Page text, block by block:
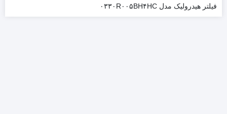
فیلتر هیدرولیک مدل ۰۳۳۰R۰۰۵BH۴HC